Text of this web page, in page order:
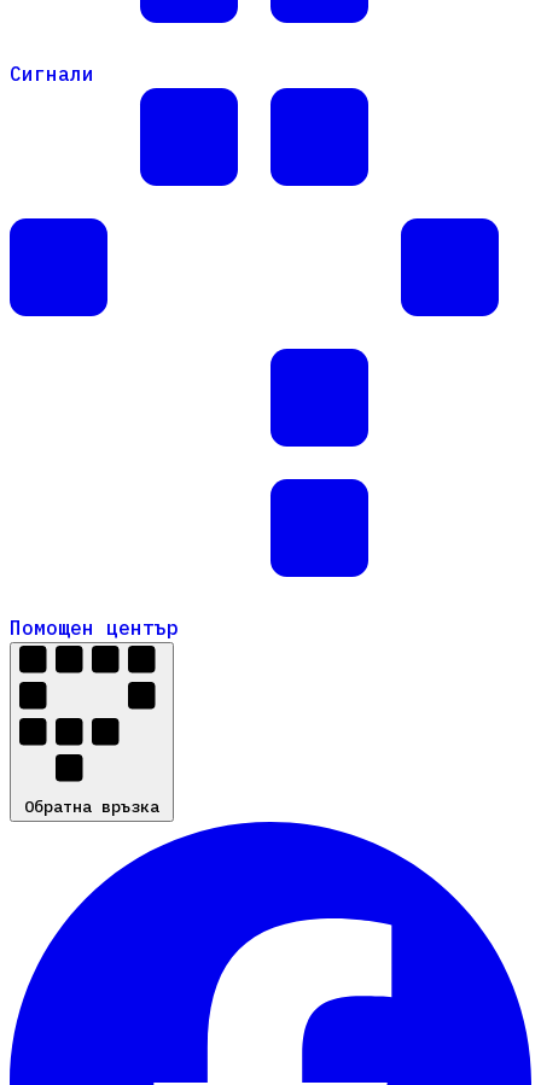
Сигнали
Помощен център
Помощен център
Обратна връзка
Обратна връзка